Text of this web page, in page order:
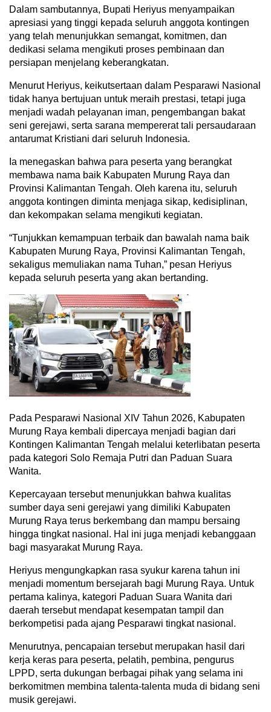
Dalam sambutannya, Bupati Heriyus menyampaikan
apresiasi yang tinggi kepada seluruh anggota kontingen
yang telah menunjukkan semangat, komitmen, dan
dedikasi selama mengikuti proses pembinaan dan
persiapan menjelang keberangkatan.
Menurut Heriyus, keikutsertaan dalam Pesparawi Nasional
tidak hanya bertujuan untuk meraih prestasi, tetapi juga
menjadi wadah pelayanan iman, pengembangan bakat
seni gerejawi, serta sarana mempererat tali persaudaraan
antarumat Kristiani dari seluruh Indonesia.
Ia menegaskan bahwa para peserta yang berangkat
membawa nama baik Kabupaten Murung Raya dan
Provinsi Kalimantan Tengah. Oleh karena itu, seluruh
anggota kontingen diminta menjaga sikap, kedisiplinan,
dan kekompakan selama mengikuti kegiatan.
“Tunjukkan kemampuan terbaik dan bawalah nama baik
Kabupaten Murung Raya, Provinsi Kalimantan Tengah,
sekaligus memuliakan nama Tuhan,” pesan Heriyus
kepada seluruh peserta yang akan bertanding.
Pada Pesparawi Nasional XIV Tahun 2026, Kabupaten
Murung Raya kembali dipercaya menjadi bagian dari
Kontingen Kalimantan Tengah melalui keterlibatan peserta
pada kategori Solo Remaja Putri dan Paduan Suara
Wanita.
Kepercayaan tersebut menunjukkan bahwa kualitas
sumber daya seni gerejawi yang dimiliki Kabupaten
Murung Raya terus berkembang dan mampu bersaing
hingga tingkat nasional. Hal ini juga menjadi kebanggaan
bagi masyarakat Murung Raya.
Heriyus mengungkapkan rasa syukur karena tahun ini
menjadi momentum bersejarah bagi Murung Raya. Untuk
pertama kalinya, kategori Paduan Suara Wanita dari
daerah tersebut mendapat kesempatan tampil dan
berkompetisi pada ajang Pesparawi tingkat nasional.
Menurutnya, pencapaian tersebut merupakan hasil dari
kerja keras para peserta, pelatih, pembina, pengurus
LPPD, serta dukungan berbagai pihak yang selama ini
berkomitmen membina talenta-talenta muda di bidang seni
musik gerejawi.